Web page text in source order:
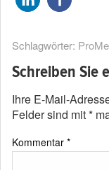
Schlagwörter:
Schreiben Sie
Ihre E-Mail-
Felder sind mit*
Kommentar *